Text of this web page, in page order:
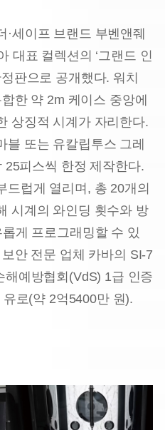
·세이프 브랜드 부벤앤줴
대표 컬렉션의 ‘그랜드 인
판으로 공개했다. 워치
한 약 2m 케이스 중앙에
상징적 시계가 자리한다.
블 또는 유칼립투스 그레
25피스씩 한정 제작한다.
드럽게 열리며, 총 20개의
시계의 와인딩 횟수와 방
게 프로그래밍할 수 있
안 전문 업체 카바의 SI-7
예방협회(VdS) 1급 인증
로(약 2억5400만 원).